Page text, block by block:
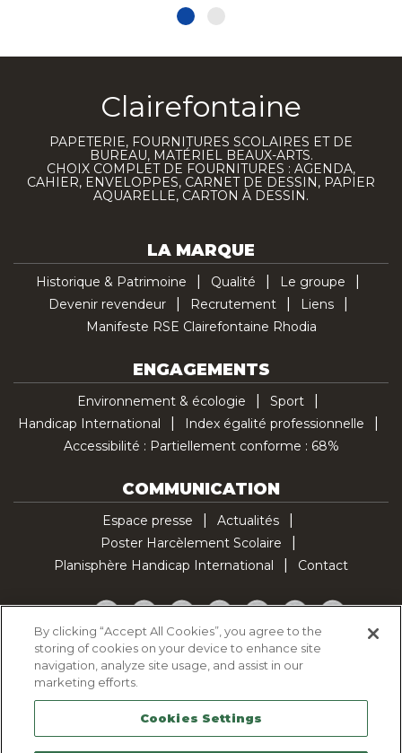
Clairefontaine
PAPETERIE, FOURNITURES SCOLAIRES ET DE
BUREAU, MATÉRIEL BEAUX-ARTS.
CHOIX COMPLET DE FOURNITURES : AGENDA,
CAHIER, ENVELOPPES, CARNET DE DESSIN, PAPIER
AQUARELLE, CARTON À DESSIN.
LA MARQUE
Historique & Patrimoine Qualité
Le groupe
Devenir revendeur
Recrutement
Liens
Manifeste RSE Clairefontaine Rhodia
ENGAGEMENTS
Environnement & écologie
Sport
Handicap International
Index égalité professionnelle
Accessibilité : Partiellement conforme : 68%
COMMUNICATION
Espace presse
Actualités
Poster Harcèlement Scolaire
Planisphère Handicap International
Contact
Facebook
TwitterYouTubePinterestInstagramLinkedInTikTok
Politique d'utilisation des cookies
Politique de confidentialité
Mentions légales
Plan du site
Contactez-nous
By clicking “Accept All Cookies”, you agree to the
storing of cookies on your device to enhance site
navigation, analyze site usage, and assist in our
marketing efforts.
Cookies Settings